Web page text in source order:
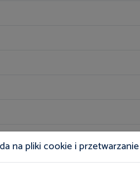
budowlanym
na pliki cookie i